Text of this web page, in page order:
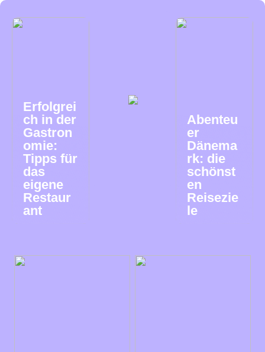
Erfolgrei
ch in der
Gastron
omie:
Tipps für
das
eigene
Restaur
ant
Abenteu
er
Dänema
rk: die
schönst
en
Reisezie
le